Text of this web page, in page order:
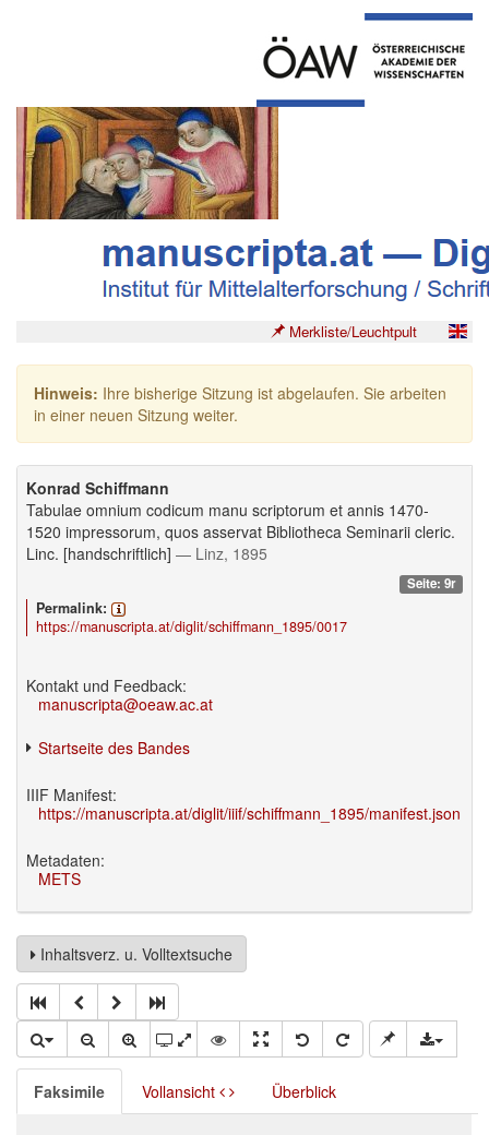
Merkliste/Leuchtpult
Hinweis: Ihre bisherige Sitzung ist abgelaufen. Sie arbeiten
in einer neuen Sitzung weiter.
Konrad Schiffmann
Tabulae omnium codicum manu scriptorum et annis 1470-
1520 impressorum, quos asservat Bibliotheca Seminarii cleric.
Linc. [handschriftlich] — Linz, 1895
Seite: 9r
Permalink:
https://manuscripta.at/diglit/schiffmann_1895/0017
Kontakt und Feedback:
manuscripta@oeaw.ac.at
Startseite des Bandes
IIIF Manifest:
https://manuscripta.at/diglit/iiif/schiffmann_1895/manifest.json
Metadaten:
METS
Inhaltsverz. u. Volltextsuche
Faksimile Vollansicht Überblick